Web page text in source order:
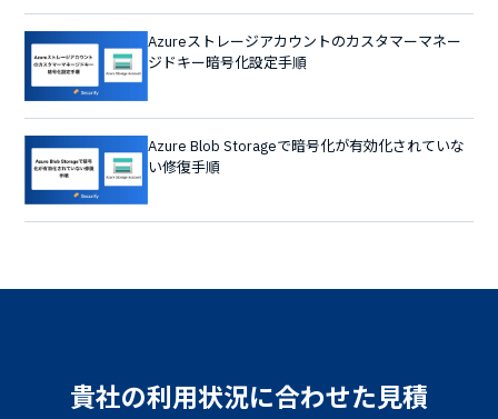
Azureストレージアカウントのカスタマーマネー
ジドキー暗号化設定手順
Azure Blob Storageで暗号化が有効化されていな
い修復手順
貴社の利用状況に合わせた見積